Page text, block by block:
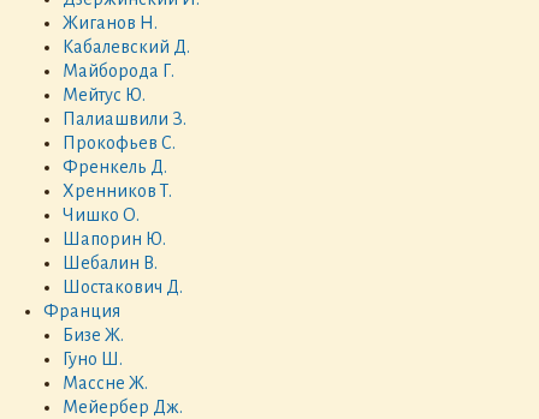
Жиганов Н.
Кабалевский Д.
Майборода Г.
Мейтус Ю.
Палиашвили З.
Прокофьев С.
Френкель Д.
Хренников Т.
Чишко О.
Шапорин Ю.
Шебалин В.
Шостакович Д.
Франция
Бизе Ж.
Гуно Ш.
Массне Ж.
Мейербер Дж.